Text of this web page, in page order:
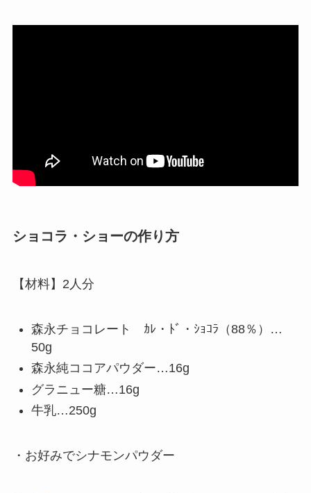
ショコラ・ショーの作り方
【材料】2人分
森永チョコレート ｶﾚ・ﾄﾞ・ｼｮｺﾗ（88％）…
50g
森永純ココアパウダー…16g
グラニュー糖…16g
牛乳…250g
・お好みでシナモンパウダー